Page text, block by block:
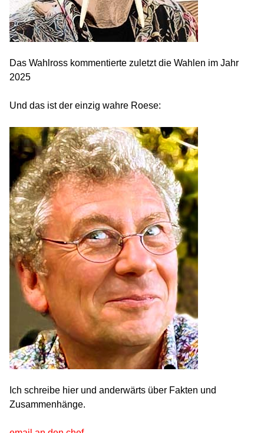
Das Wahlross kommentierte zuletzt die Wahlen im Jahr
2025
Und das ist der einzig wahre Roese:
Ich schreibe hier und anderwärts über Fakten und
Zusammenhänge.